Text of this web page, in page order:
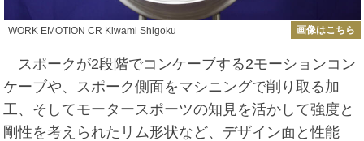
WORK EMOTION CR Kiwami Shigoku 画像はこちら
スポークが2段階でコンケーブする2モーションコン
ケーブや、スポーク側面をマシニングで削り取る加
工、そしてモータースポーツの知見を活かして強度と
剛性を考えられたリム形状など、デザイン面と性能